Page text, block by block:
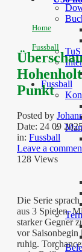
Fussball
Home
Fussball
Punkt
Posted by
Date: 24 09
in: Fussball
Leave a
128 Views
Die Serie
aus 3 Spielen.
starker Gegner
vor Saisonbegin
ruhig.